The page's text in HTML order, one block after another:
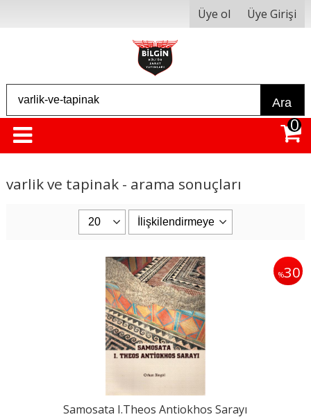
Üye ol Üye Girişi
Ara
0
varlik ve tapinak - arama sonuçları
%30
Samosata I.Theos Antiokhos Sarayı